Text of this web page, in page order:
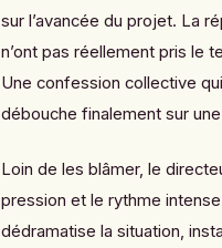
sur l’avancée du projet. La
n’ont pas réellement pris le
Une confession collective
débouche finalement sur
Loin de les blâmer, le
pression et le rythme
dédramatise la situation,